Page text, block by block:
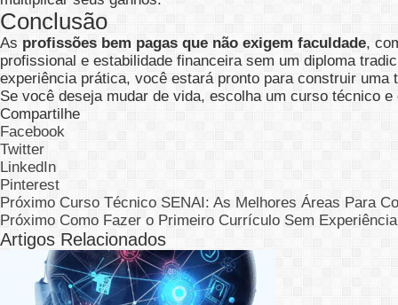
Conclusão
As profissões bem pagas que não exigem faculdade,
profissional e estabilidade financeira sem um diploma
experiência prática, você estará pronto para construir
Se você deseja mudar de vida, escolha um curso técnico
Compartilhe
Facebook
Twitter
LinkedIn
Pinterest
Próximo Curso Técnico SENAI: As Melhores Áreas Para
Próximo Como Fazer o Primeiro Currículo Sem
Artigos Relacionados